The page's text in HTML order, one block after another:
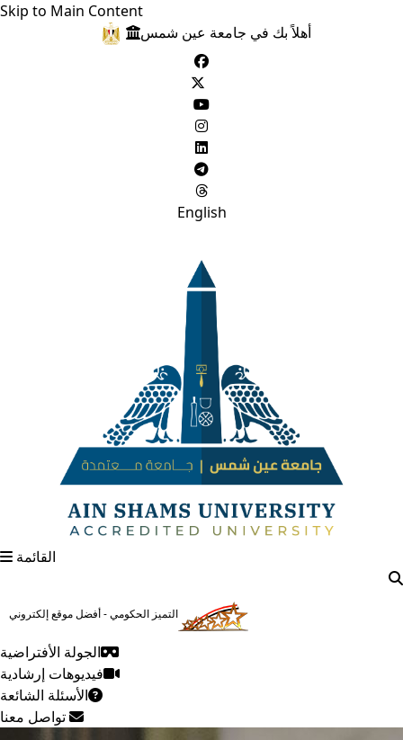
Skip to Main Content
أهلاً بك في جامعة عين شمس
English
القائمة
تاريخ الجامعة
الرؤية والرسالة
متحف الزعفران
رؤساء الجامعة السابقين
رئاسة الجامعة
مجلس الجامعة
التميز الحكومي - أفضل موقع إلكتروني
الجولة الأفتراضية
فيديوهات إرشادية
الأسئلة الشائعة